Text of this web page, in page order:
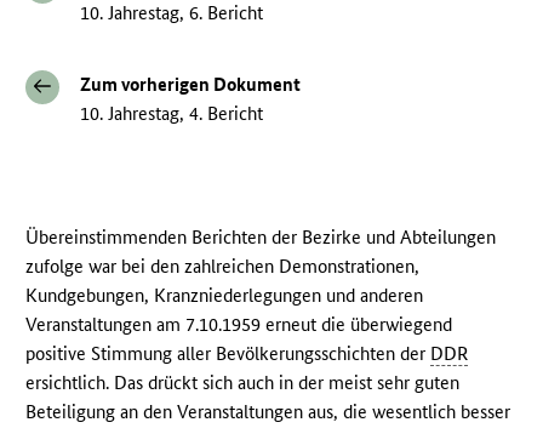
10. Jahrestag, 6. Bericht
Zum vorherigen Dokument
10. Jahrestag, 4. Bericht
Übereinstimmenden Berichten der Bezirke und Abteilungen
zufolge war bei den zahlreichen Demonstrationen,
Kundgebungen, Kranzniederlegungen und anderen
Veranstaltungen am 7.10.1959 erneut die überwiegend
positive Stimmung aller Bevölkerungsschichten der DDR
ersichtlich. Das drückt sich auch in der meist sehr guten
Beteiligung an den Veranstaltungen aus, die wesentlich besser